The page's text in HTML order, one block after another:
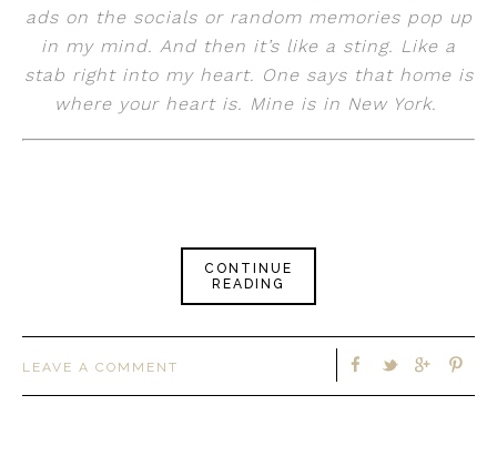
ads on the socials or random memories pop up
in my mind. And then it’s like a sting. Like a
stab right into my heart. One says that home is
where your heart is. Mine is in New York.
CONTINUE
READING
LEAVE A COMMENT